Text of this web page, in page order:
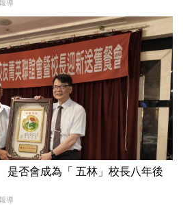
導
否會成為「 五林」校長八年後
導